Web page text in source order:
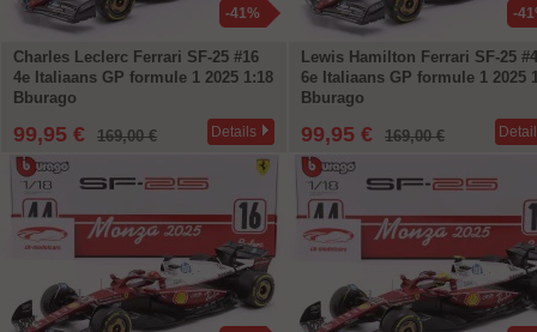
-41%
Charles Leclerc Ferrari SF-25 #16
4e Italiaans GP formule 1 2025 1:18
Bburago
99,95 € 169,00 € Details
-
Lewis Hamilton Ferrari SF-25
6e Italiaans GP formule 1 2025
Bburago
99,95 € 169,00 €